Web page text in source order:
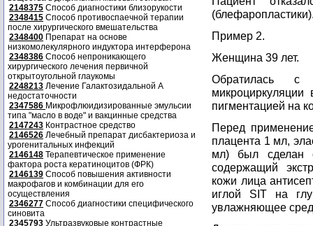
2148375 Способ диагностики близорукости
2348415 Способ противоспаечной терапии
после хирургического вмешательства
2348400 Препарат на основе
низкомолекулярного индуктора интерферона
2348386 Способ непроникающего
хирургического лечения первичной
открытоугольной глаукомы
2248213 Лечение Галактозидальной А
недостаточности
2347586 Микрофлюидизированные эмульсии
типа "масло в воде" и вакцинные средства
2147243 Контрастное средство
2146526 Лечебный препарат дисбактериоза и
урогенитальных инфекций
2146148 Терапевтическое применение
фактора роста кератиноцитов (ФРК)
2146139 Способ повышения активности
макрофагов и комбинации для его
осуществления
2346277 Способ диагностики специфического
синовита
2345793 Ультразвуковые контрастные
Пример 2.
Женщина 39 лет.
Обратилась с
пигментацией на
Перед
плацента 1 мл,
мл) был сделан
содержащий
кожи лица
иглой SIT на
увлажняющее